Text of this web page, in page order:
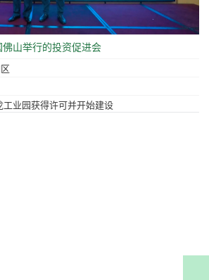
山举行的投资促进会
工业园获得许可并开始建设